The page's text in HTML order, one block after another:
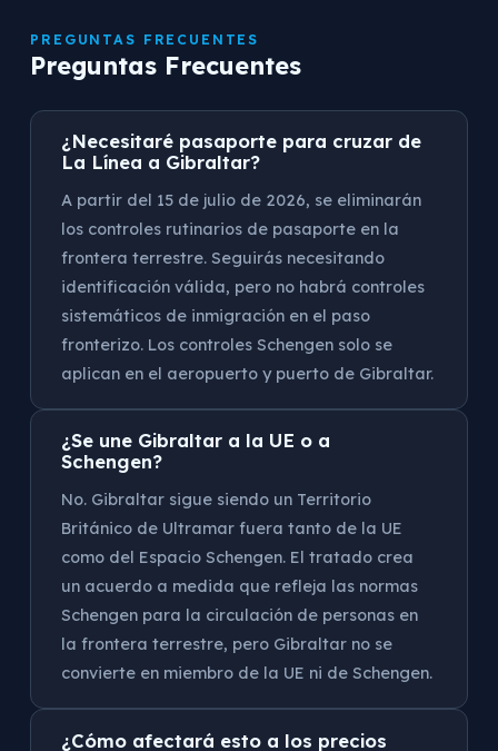
PREGUNTAS FRECUENTES
Preguntas Frecuentes
¿Necesitaré pasaporte para cruzar de
La Línea a Gibraltar?
A partir del 15 de julio de 2026, se eliminarán
los controles rutinarios de pasaporte en la
frontera terrestre. Seguirás necesitando
identificación válida, pero no habrá controles
sistemáticos de inmigración en el paso
fronterizo. Los controles Schengen solo se
aplican en el aeropuerto y puerto de Gibraltar.
¿Se une Gibraltar a la UE o a
Schengen?
No. Gibraltar sigue siendo un Territorio
Británico de Ultramar fuera tanto de la UE
como del Espacio Schengen. El tratado crea
un acuerdo a medida que refleja las normas
Schengen para la circulación de personas en
la frontera terrestre, pero Gibraltar no se
convierte en miembro de la UE ni de Schengen.
¿Cómo afectará esto a los precios